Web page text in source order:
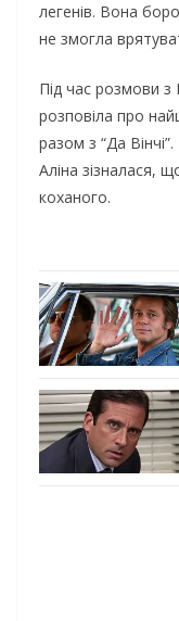
легенів. Вона
не змогла
Під час розмови
розповіла про
разом з “Да
Аліна зізналася,
коханого.